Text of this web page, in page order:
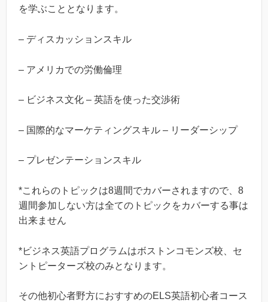
を学ぶこととなります。
– ディスカッションスキル
– アメリカでの労働倫理
– ビジネス文化 – 英語を使った交渉術
– 国際的なマーケティングスキル – リーダーシップ
– プレゼンテーションスキル
*これらのトピックは8週間でカバーされますので、8
週間参加しない方は全てのトピックをカバーする事は
出来ません
*ビジネス英語プログラムはボストンコモンズ校、セ
ントピーターズ校のみとなります。
その他初心者野方におすすめのELS英語初心者コース